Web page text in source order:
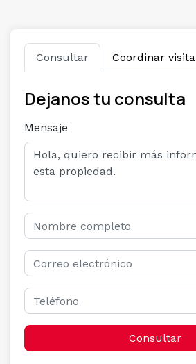
Consultar Coordinar visita
Dejanos tu consulta
Mensaje
Consultar